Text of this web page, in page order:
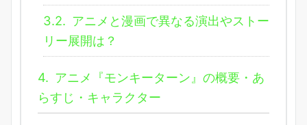
3.2. アニメと漫画で異なる演出やストー
リー展開は？
4. アニメ『モンキーターン』の概要・あ
らすじ・キャラクター